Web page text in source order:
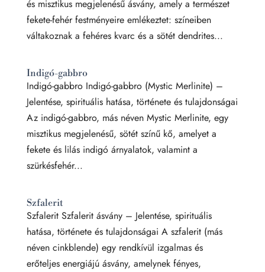
és misztikus megjelenésű ásvány, amely a természet
fekete-fehér festményeire emlékeztet: színeiben
váltakoznak a fehéres kvarc és a sötét dendrites...
Indigó-gabbro
Indigó-gabbro Indigó-gabbro (Mystic Merlinite) –
Jelentése, spirituális hatása, története és tulajdonságai
Az indigó-gabbro, más néven Mystic Merlinite, egy
misztikus megjelenésű, sötét színű kő, amelyet a
fekete és lilás indigó árnyalatok, valamint a
szürkésfehér...
Szfalerit
Szfalerit Szfalerit ásvány – Jelentése, spirituális
hatása, története és tulajdonságai A szfalerit (más
néven cinkblende) egy rendkívül izgalmas és
erőteljes energiájú ásvány, amelynek fényes,